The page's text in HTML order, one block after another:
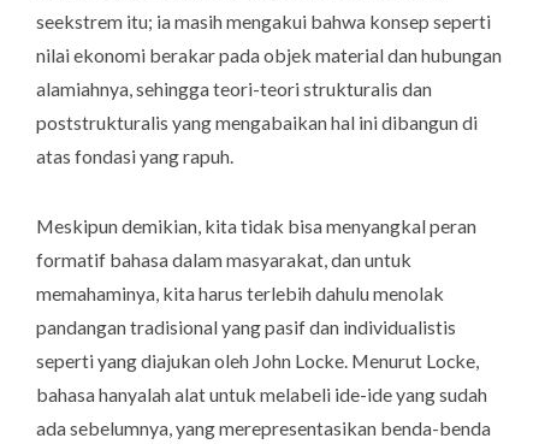
seekstrem itu; ia masih mengakui bahwa konsep seperti
nilai ekonomi berakar pada objek material dan hubungan
alamiahnya, sehingga teori-teori strukturalis dan
poststrukturalis yang mengabaikan hal ini dibangun di
atas fondasi yang rapuh.
Meskipun demikian, kita tidak bisa menyangkal peran
formatif bahasa dalam masyarakat, dan untuk
memahaminya, kita harus terlebih dahulu menolak
pandangan tradisional yang pasif dan individualistis
seperti yang diajukan oleh John Locke. Menurut Locke,
bahasa hanyalah alat untuk melabeli ide-ide yang sudah
ada sebelumnya, yang merepresentasikan benda-benda